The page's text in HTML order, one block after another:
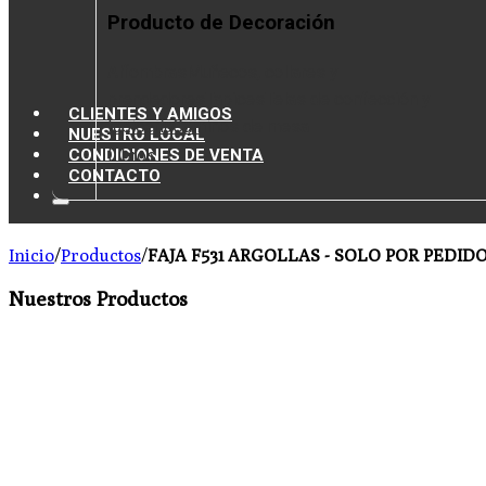
Producto de Decoración
tapiceríaCaminos de mesa
Libros
CLIENTES Y AMIGOS
NUESTRO LOCAL
CONDICIONES DE VENTA
CONTACTO
Inicio/Productos/FAJA F531 ARGOLLAS - SOLO POR
Nuestros Productos